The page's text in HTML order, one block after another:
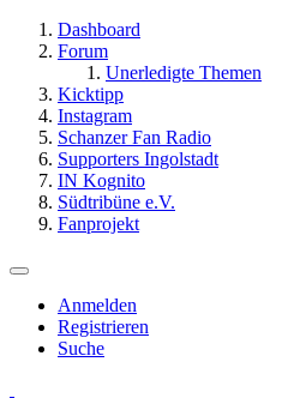
Dashboard
Forum
Unerledigte Themen
Kicktipp
Instagram
Schanzer Fan Radio
Supporters Ingolstadt
IN Kognito
Südtribüne e.V.
Fanprojekt
Anmelden
Registrieren
Suche